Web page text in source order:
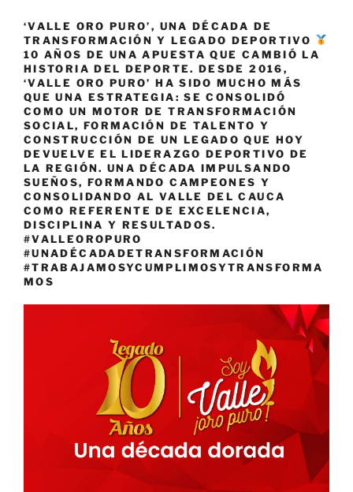
‘VALLE ORO PURO’, UNA DÉCADA DE
TRANSFORMACIÓN Y LEGADO DEPORTIVO
10 AÑOS DE UNA APUESTA QUE CAMBIÓ LA
HISTORIA DEL DEPORTE. DESDE 2016,
‘VALLE ORO PURO’ HA SIDO MUCHO MÁS
QUE UNA ESTRATEGIA: SE CONSOLIDÓ
COMO UN MOTOR DE TRANSFORMACIÓN
SOCIAL, FORMACIÓN DE TALENTO Y
CONSTRUCCIÓN DE UN LEGADO QUE HOY
DEVUELVE EL LIDERAZGO DEPORTIVO DE
LA REGIÓN. UNA DÉCADA IMPULSANDO
SUEÑOS, FORMANDO CAMPEONES Y
CONSOLIDANDO AL VALLE DEL CAUCA
COMO REFERENTE DE EXCELENCIA,
DISCIPLINA Y RESULTADOS.
#VALLEOROPURO
#UNADÉCADADETRANSFORMACIÓN
#TRABAJAMOSYCUMPLIMOSYTRANSFORMA
MOS